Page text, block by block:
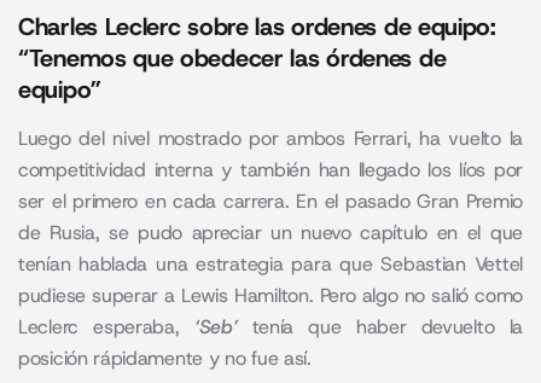
Charles Leclerc sobre las ordenes de equipo:
“Tenemos que obedecer las órdenes de
equipo”
Luego del nivel mostrado por ambos Ferrari, ha vuelto la
competitividad interna y también han llegado los líos por
ser el primero en cada carrera. En el pasado Gran Premio
de Rusia, se pudo apreciar un nuevo capítulo en el que
tenían hablada una estrategia para que Sebastian Vettel
pudiese superar a Lewis Hamilton. Pero algo no salió como
Leclerc esperaba, ‘Seb’tenía que haber devuelto la
posición rápidamente y no fue así.